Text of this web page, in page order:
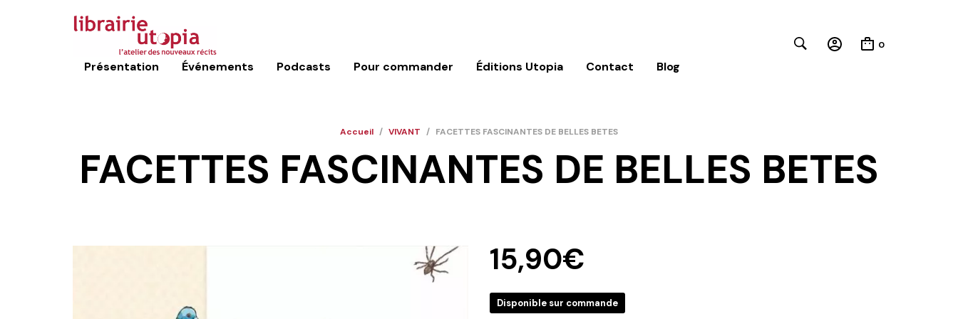
Présentation Événements Podcasts Pour commander Éditions Utopia Contact Blog
0
Accueil / VIVANT / FACETTES FASCINANTES DE BELLES BETES
FACETTES FASCINANTES DE BELLES BETES
15,90€
Disponible sur commande
Close